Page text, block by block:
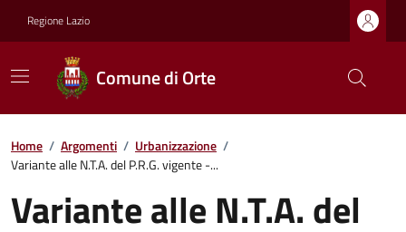
Regione Lazio
Comune di Orte
Home / Argomenti / Urbanizzazione /
Variante alle N.T.A. del P.R.G. vigente -...
Variante alle N.T.A. del